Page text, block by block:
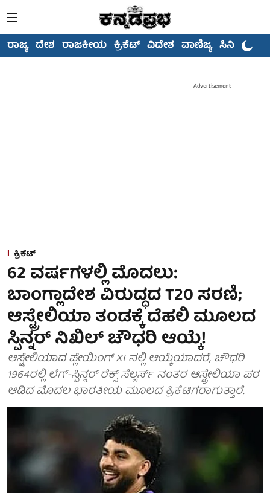
ರಾಜ್ಯ ದೇಶ ರಾಜಕೀಯ ಕ್ರಿಕೆಟ್ ವಿದೇಶ ವಾಣಿಜ್ಯ ಸಿನಿಮಾ
Advertisement
ಕ್ರಿಕೆಟ್
62 ವರ್ಷಗಳಲ್ಲಿ ಮೊದಲು:
ಬಾಂಗ್ಲಾದೇಶ ವಿರುದ್ಧದ T20 ಸರಣಿ;
ಆಸ್ಟ್ರೇಲಿಯಾ ತಂಡಕ್ಕೆ ದೆಹಲಿ ಮೂಲದ
ಸ್ಪಿನ್ನರ್ ನಿಖಿಲ್ ಚೌಧರಿ ಆಯ್ಕೆ!
ಆಸ್ಟ್ರೇಲಿಯಾದ ಪ್ಲೇಯಿಂಗ್ XI ನಲ್ಲಿ ಆಯ್ಕೆಯಾದರೆ, ಚೌಧರಿ
1964ರಲ್ಲಿ ಲೆಗ್-ಸ್ಪಿನ್ನರ್ ರೆಕ್ಸ್ ಸೆಲ್ಲರ್ಸ್ ನಂತರ ಆಸ್ಟ್ರೇಲಿಯಾ ಪರ
ಆಡಿದ ಮೊದಲ ಭಾರತೀಯ ಮೂಲದ ಕ್ರಿಕೆಟಿಗರಾಗುತ್ತಾರೆ.